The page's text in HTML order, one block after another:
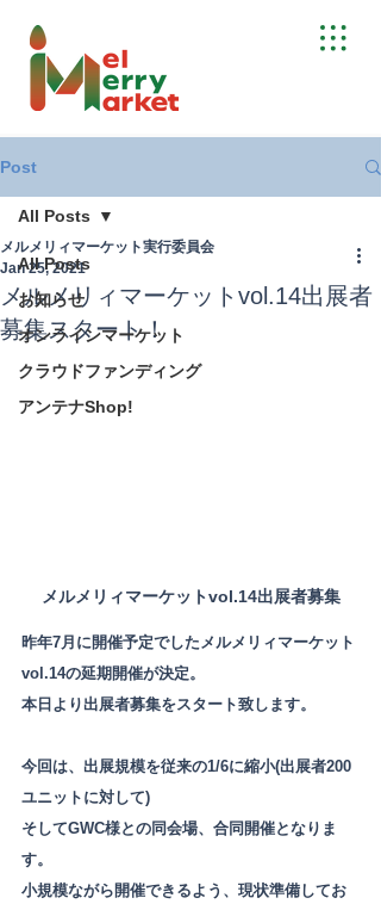
Post
All Posts
お知らせ
オンラインマーケット
クラウドファンディング
アンテナShop!
All Posts
メルメリィマーケットvol.14出展者
募集スタート！
メルメリィマーケット実行委員会
Jan 25, 2021
メルメリィマーケットvol.14出展者募集
昨年7月に開催予定でしたメルメリィマーケット
vol.14の延期開催が決定。
本日より出展者募集をスタート致します。
今回は、出展規模を従来の1/6に縮小(出展者200
ユニットに対して)
そしてGWC様との同会場、合同開催となりま
す。
小規模ながら開催できるよう、現状準備してお